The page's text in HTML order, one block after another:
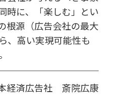
時に、「楽しむ」とい
根源（広告会社の最大
、高い実現可能性も
経済広告社 斎院広康